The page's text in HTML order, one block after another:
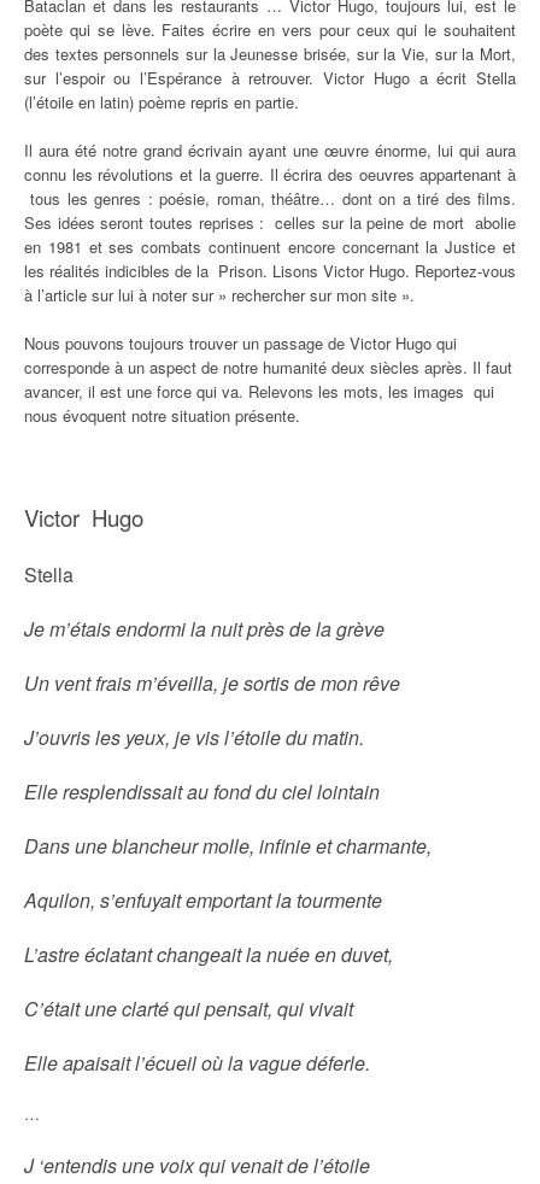
Bataclan et dans les restaurants … Victor Hugo, toujours lui, est le
poète qui se lève. Faites écrire en vers pour ceux qui le souhaitent
des textes personnels sur la Jeunesse brisée, sur la Vie, sur la Mort,
sur l’espoir ou l’Espérance à retrouver. Victor Hugo a écrit Stella
(l’étoile en latin) poème repris en partie.
Il aura été notre grand écrivain ayant une œuvre énorme, lui qui aura
connu les révolutions et la guerre. Il écrira des oeuvres appartenant à
tous les genres : poésie, roman, théâtre… dont on a tiré des films.
Ses idées seront toutes reprises : celles sur la peine de mort abolie
en 1981 et ses combats continuent encore concernant la Justice et
les réalités indicibles de la Prison. Lisons Victor Hugo. Reportez-vous
à l’article sur lui à noter sur » rechercher sur mon site ».
Nous pouvons toujours trouver un passage de Victor Hugo qui
corresponde à un aspect de notre humanité deux siècles après. Il faut
avancer, il est une force qui va. Relevons les mots, les images qui
nous évoquent notre situation présente.
Victor Hugo
Stella
Je m’étais endormi la nuit près de la grève
Un vent frais m’éveilla, je sortis de mon rêve
J’ouvris les yeux, je vis l’étoile du matin.
Elle resplendissait au fond du ciel lointain
Dans une blancheur molle, infinie et charmante,
Aquilon, s’enfuyait emportant la tourmente
L’astre éclatant changeait la nuée en duvet,
C’était une clarté qui pensait, qui vivait
Elle apaisait l’écueil où la vague déferle.
…
J ‘entendis une voix qui venait de l’étoile